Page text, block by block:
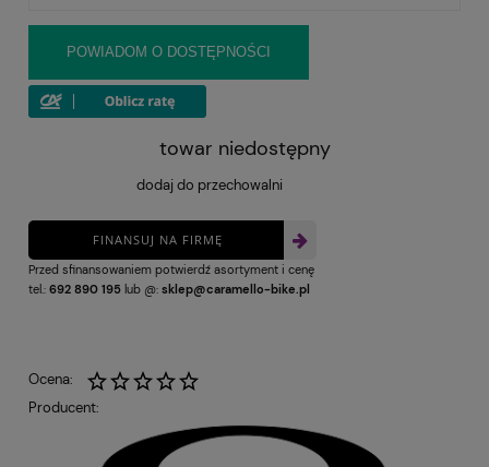
POWIADOM O DOSTĘPNOŚCI
towar niedostępny
dodaj do przechowalni
FINANSUJ NA FIRMĘ
Przed sfinansowaniem potwierdź asortyment i cenę
tel.: 692 890 195 lub @: sklep@caramello-bike.pl
Ocena:
Producent: